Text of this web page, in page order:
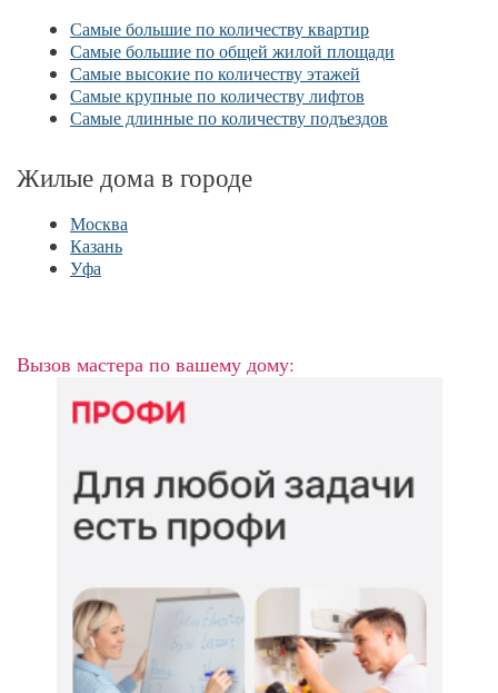
Самые большие по количеству квартир
Самые большие по общей жилой площади
Самые высокие по количеству этажей
Самые крупные по количеству лифтов
Самые длинные по количеству подъездов
Жилые дома в городе
Москва
Казань
Уфа
Вызов мастера по вашему дому: